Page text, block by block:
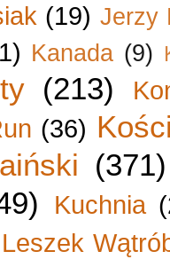
(19) Jerzy
Kanada (9)
(213)
(36)
(371)
Kuchnia
Leszek